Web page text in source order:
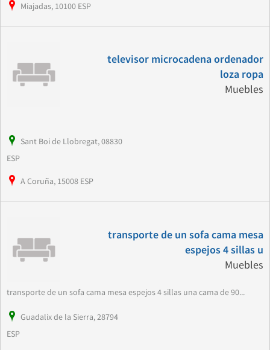
Miajadas, 10100 ESP
televisor microcadena ordenador
loza ropa
Muebles
Sant Boi de Llobregat, 08830
ESP
A Coruña, 15008 ESP
transporte de un sofa cama mesa
espejos 4 sillas u
Muebles
transporte de un sofa cama mesa espejos 4 sillas una cama de 90...
Guadalix de la Sierra, 28794
ESP